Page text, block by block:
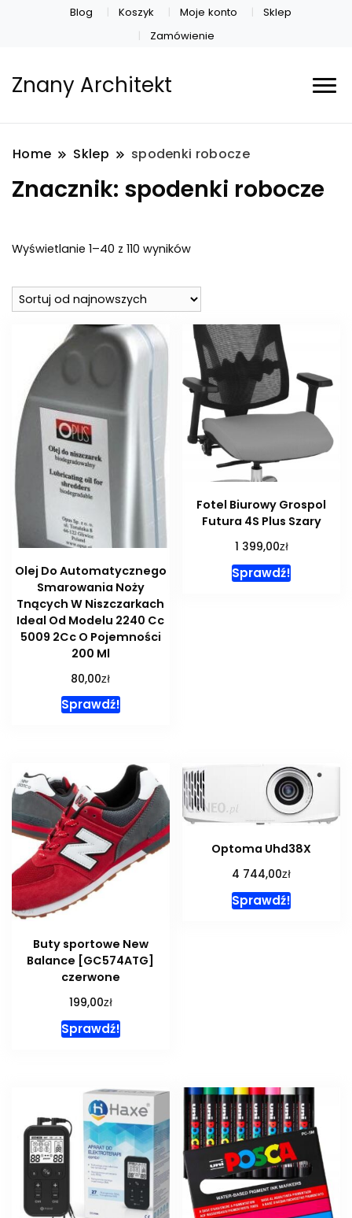
Blog Koszyk Moje konto
Sklep
Zamówienie
Znany Architekt
Home Sklep spodenki robocze
Znacznik: spodenki robocze
Wyświetlanie 1–40 z 110 wynikówPosortowane
najnowszych
Olej Do Automatycznego
Smarowania Noży
Tnących W Niszczarkach
Ideal Od Modelu 2240 Cc
5009 2Cc O Pojemności
200 Ml
80,00zł
Sprawdź!
Fotel Biurowy Grospol
Futura 4S Plus Szary
1 399,00zł
Sprawdź!
Buty sportowe New
Balance [GC574ATG]
czerwone
199,00zł
Sprawdź!
Optoma Uhd38X
4 744,00zł
Sprawdź!